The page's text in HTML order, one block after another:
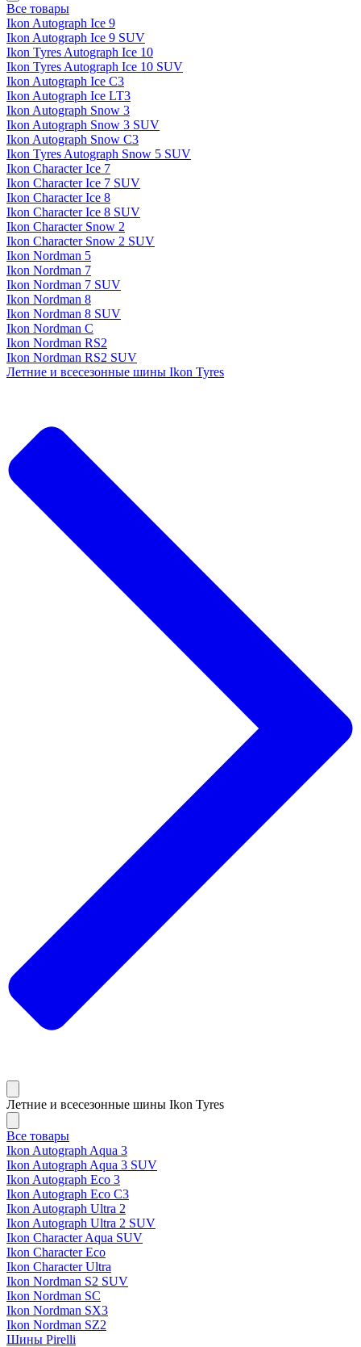
Все товары
Ikon Autograph Ice 9
Ikon Autograph Ice 9 SUV
Ikon Tyres Autograph Ice 10
Ikon Tyres Autograph Ice 10 SUV
Ikon Autograph Ice C3
Ikon Autograph Ice LT3
Ikon Autograph Snow 3
Ikon Autograph Snow 3 SUV
Ikon Autograph Snow C3
Ikon Tyres Autograph Snow 5 SUV
Ikon Character Ice 7
Ikon Character Ice 7 SUV
Ikon Character Ice 8
Ikon Character Ice 8 SUV
Ikon Character Snow 2
Ikon Character Snow 2 SUV
Ikon Nordman 5
Ikon Nordman 7
Ikon Nordman 7 SUV
Ikon Nordman 8
Ikon Nordman 8 SUV
Ikon Nordman C
Ikon Nordman RS2
Ikon Nordman RS2 SUV
Летние и всесезонные шины Ikon Tyres
Летние и всесезонные шины Ikon Tyres
Все товары
Ikon Autograph Aqua 3
Ikon Autograph Aqua 3 SUV
Ikon Autograph Eco 3
Ikon Autograph Eco C3
Ikon Autograph Ultra 2
Ikon Autograph Ultra 2 SUV
Ikon Character Aqua SUV
Ikon Character Eco
Ikon Character Ultra
Ikon Nordman S2 SUV
Ikon Nordman SC
Ikon Nordman SX3
Ikon Nordman SZ2
Шины Pirelli